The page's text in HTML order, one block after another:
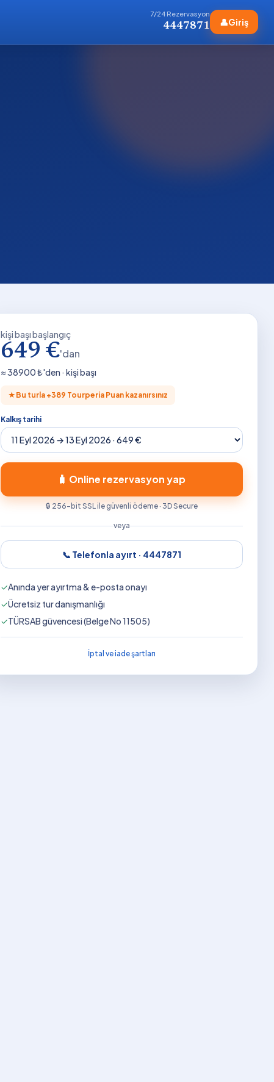
7/24 Rezervasyon
4447871 👤Giriş
kişi başı başlangıç
649 €'dan
≈38900₺'den · kişi başı
★ Bu turla +389 Tourperia Puan kazanırsınız
Kalkış tarihi
🧳 Online rezervasyon yap
🔒 256-bit SSL ile güvenli ödeme · 3D Secure
veya
📞 Telefonla ayırt · 4447871
✓Anında yer ayırtma & e-posta onayı
✓Ücretsiz tur danışmanlığı
✓TÜRSAB güvencesi (Belge No 11505)
İptal ve iade şartları